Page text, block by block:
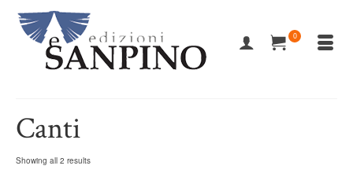
0
Canti
Showing all 2 results